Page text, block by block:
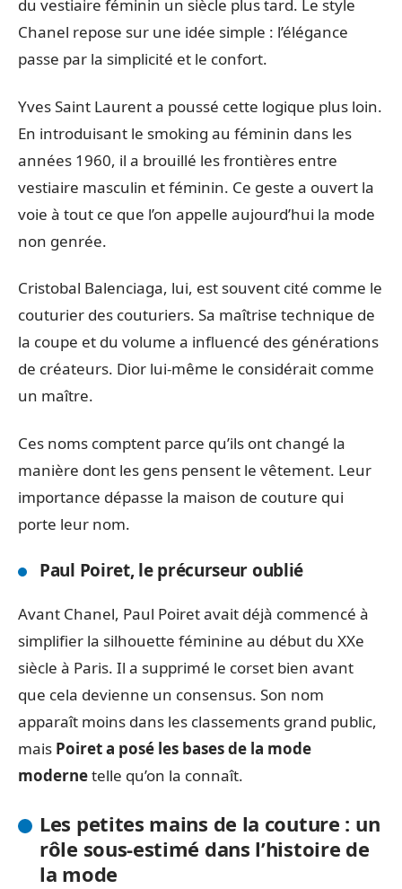
du vestiaire féminin un siècle plus tard. Le style
Chanel repose sur une idée simple : l’élégance
passe par la simplicité et le confort.
Yves Saint Laurent a poussé cette logique plus loin.
En introduisant le smoking au féminin dans les
années 1960, il a brouillé les frontières entre
vestiaire masculin et féminin. Ce geste a ouvert la
voie à tout ce que l’on appelle aujourd’hui la mode
non genrée.
Cristobal Balenciaga, lui, est souvent cité comme le
couturier des couturiers. Sa maîtrise technique de
la coupe et du volume a influencé des générations
de créateurs. Dior lui-même le considérait comme
un maître.
Ces noms comptent parce qu’ils ont changé la
manière dont les gens pensent le vêtement. Leur
importance dépasse la maison de couture qui
porte leur nom.
Paul Poiret, le précurseur oublié
Avant Chanel, Paul Poiret avait déjà commencé à
simplifier la silhouette féminine au début du XXe
siècle à Paris. Il a supprimé le corset bien avant
que cela devienne un consensus. Son nom
apparaît moins dans les classements grand public,
mais Poiret a posé les bases de la mode
modernetelle qu’on la connaît.
Les petites mains de la couture : un
rôle sous-estimé dans l’histoire de
la mode